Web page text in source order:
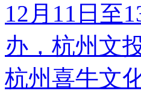
12月11日至
办，杭州文
杭州喜牛文